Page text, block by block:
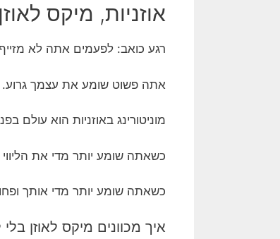
אוזניות, מיקס
רגע כואב: לפעמים אתה לא
אתה פשוט שומע את עצמך גרוע.
מוניטורינג באוזניות הוא עולם
כשאתה שומע יותר מדי את
כשאתה שומע יותר מדי אותך
איך מכוונים מיקס לאוזן